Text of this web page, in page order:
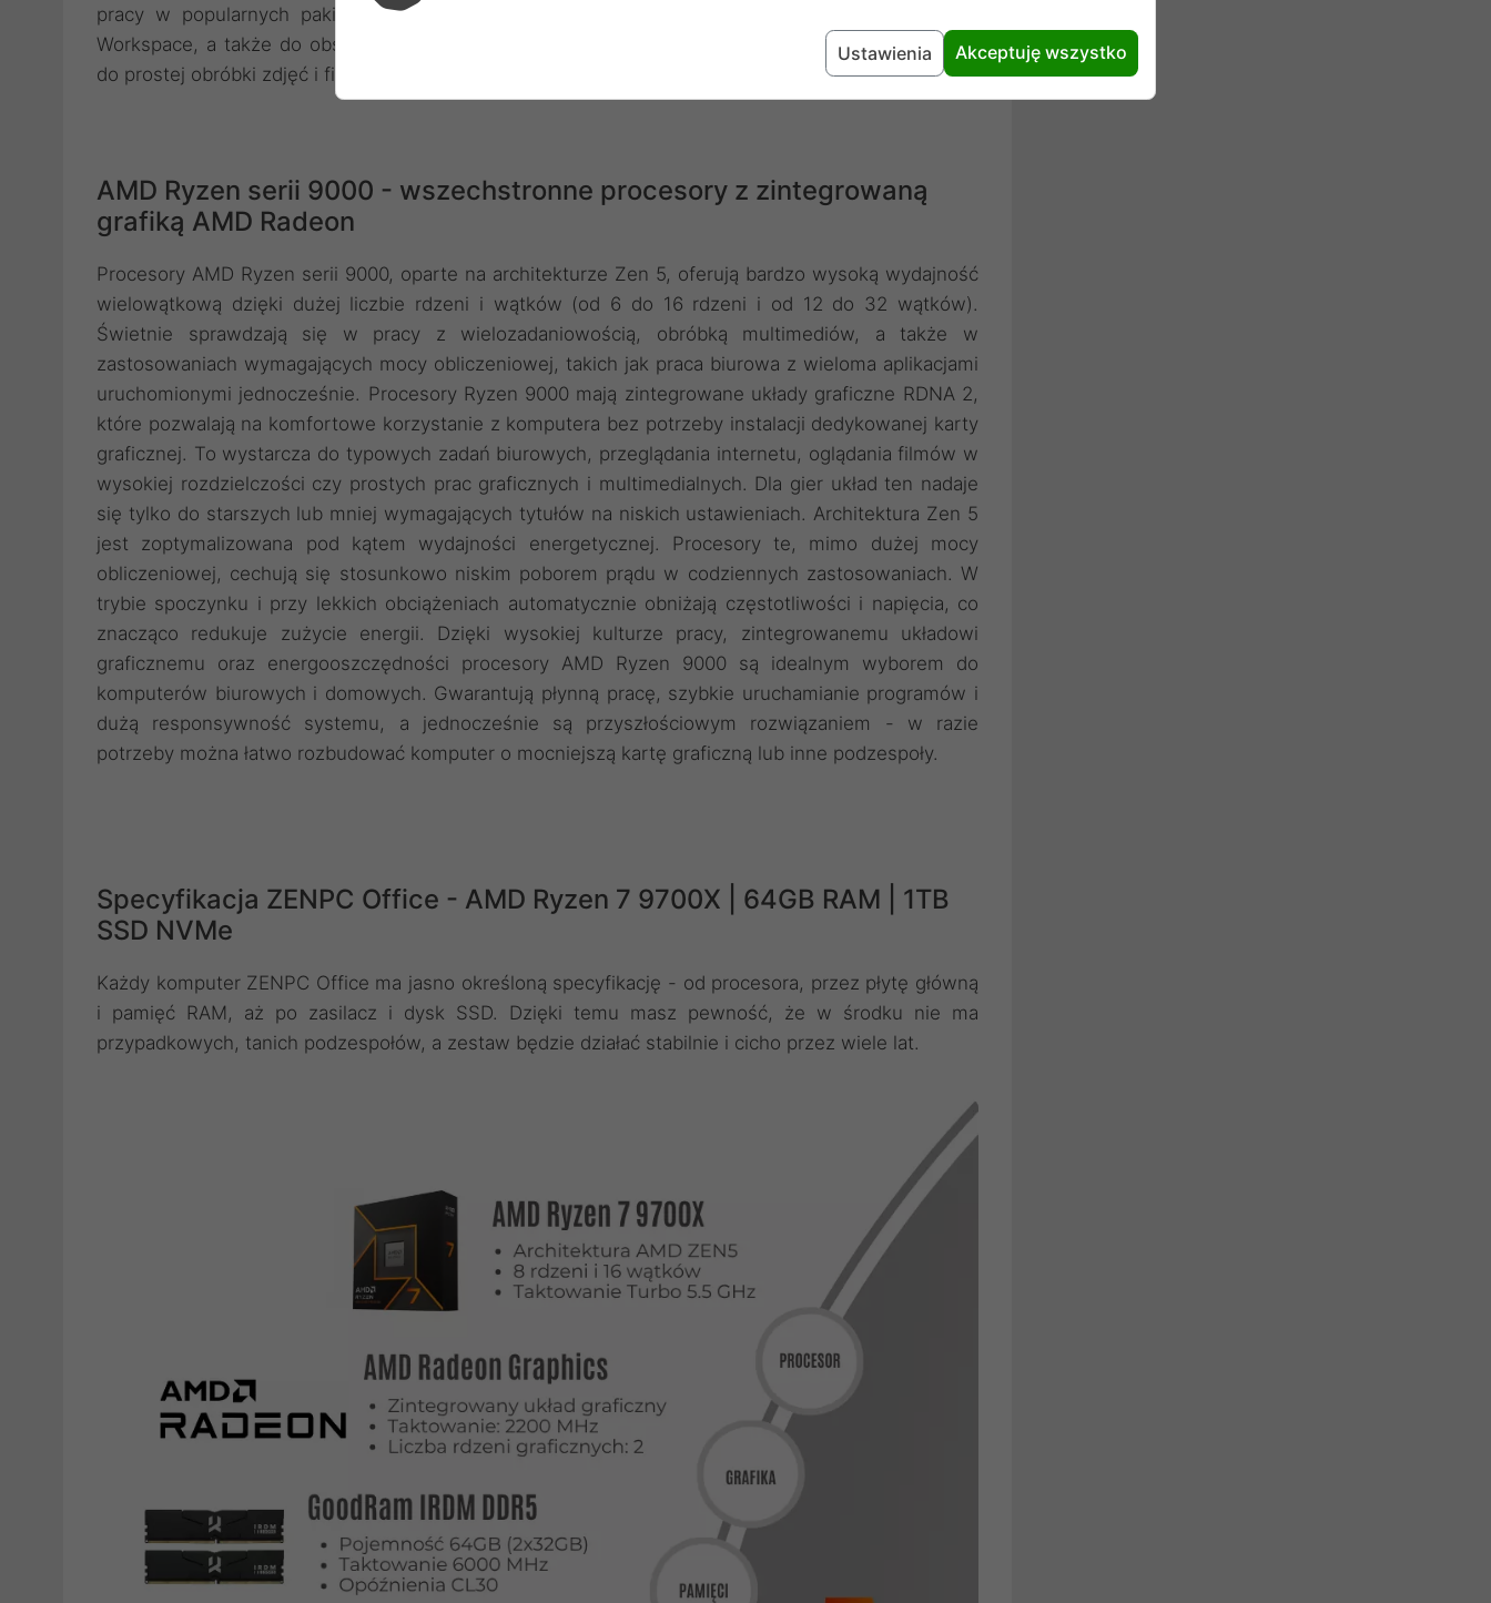
pracy w popularnych pakietach biurowych, takich jak Microsoft Office, LibreOffice czy Google
Workspace, a także do obsługi systemów CRM, programów księgowych, aplikacji webowych oraz
do prostej obróbki zdjęć i filmów.
AMD Ryzen serii 9000 - wszechstronne procesory z zintegrowaną
grafiką AMD Radeon
Procesory AMD Ryzen serii 9000, oparte na architekturze Zen 5, oferują bardzo wysoką wydajność
wielowątkową dzięki dużej liczbie rdzeni i wątków (od 6 do 16 rdzeni i od 12 do 32 wątków).
Świetnie sprawdzają się w pracy z wielozadaniowością, obróbką multimediów, a także w
zastosowaniach wymagających mocy obliczeniowej, takich jak praca biurowa z wieloma aplikacjami
uruchomionymi jednocześnie. Procesory Ryzen 9000 mają zintegrowane układy graficzne RDNA 2,
które pozwalają na komfortowe korzystanie z komputera bez potrzeby instalacji dedykowanej karty
graficznej. To wystarcza do typowych zadań biurowych, przeglądania internetu, oglądania filmów w
wysokiej rozdzielczości czy prostych prac graficznych i multimedialnych. Dla gier układ ten nadaje
się tylko do starszych lub mniej wymagających tytułów na niskich ustawieniach. Architektura Zen 5
jest zoptymalizowana pod kątem wydajności energetycznej. Procesory te, mimo dużej mocy
obliczeniowej, cechują się stosunkowo niskim poborem prądu w codziennych zastosowaniach. W
trybie spoczynku i przy lekkich obciążeniach automatycznie obniżają częstotliwości i napięcia, co
znacząco redukuje zużycie energii. Dzięki wysokiej kulturze pracy, zintegrowanemu układowi
graficznemu oraz energooszczędności procesory AMD Ryzen 9000 są idealnym wyborem do
komputerów biurowych i domowych. Gwarantują płynną pracę, szybkie uruchamianie programów i
dużą responsywność systemu, a jednocześnie są przyszłościowym rozwiązaniem - w razie
potrzeby można łatwo rozbudować komputer o mocniejszą kartę graficzną lub inne podzespoły.
Specyfikacja ZENPC Office - AMD Ryzen 7 9700X | 64GB RAM | 1TB
SSD NVMe
Każdy komputer ZENPC Office ma jasno określoną specyfikację - od procesora, przez płytę główną
i pamięć RAM, aż po zasilacz i dysk SSD. Dzięki temu masz pewność, że w środku nie ma
przypadkowych, tanich podzespołów, a zestaw będzie działać stabilnie i cicho przez wiele lat.
Ustawienia Akceptuję wszystko